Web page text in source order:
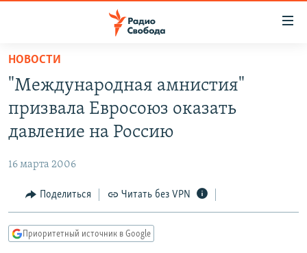
упрощенного
доступа
основному
Вернутся
Вернутся
ПРОГРАММЫ
ПОДКАСТЫ
АВТОРСКИЕ ПРОЕКТЫ
МНЕНИЯ
КУЛЬТУРА
КАВКАЗ.РЕАЛИИ
НОВОСТИ
"Международная амнистия"
призвала Евросоюз оказать
давление на Россию
16 марта 2006
Поделиться Читать без VPN
Приоритетный источник в Google